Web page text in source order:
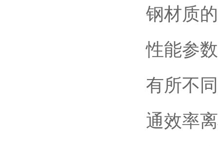
钢材质
性能参
有所不
通效率